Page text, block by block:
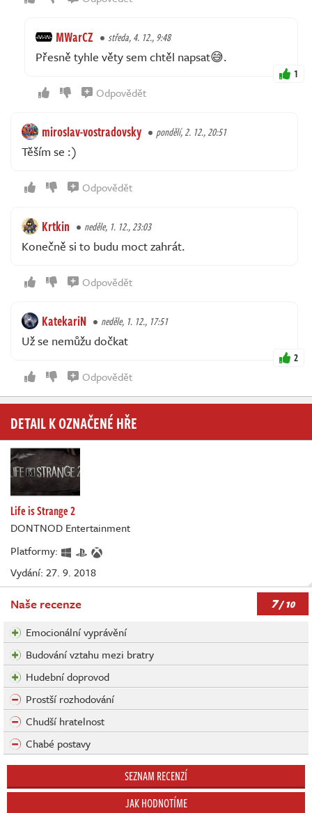
MWarCZ středa, 4. 12., 9:48
Přesně tyhle věty sem chtěl napsat😅.
1
Odpovědět
miroslav-vostradovsky pondělí, 2. 12., 20:51
Těším se :)
Odpovědět
Krtkin neděle, 1. 12., 23:03
Konečně si to budu moct zahrát.
Odpovědět
KatekariN neděle, 1. 12., 17:51
Už se nemůžu dočkat
2
Odpovědět
DETAIL K OZNAČENÉ HŘE
Life is Strange 2
DONTNOD Entertainment
Platformy:
Vydání: 27. 9. 2018
Naše recenze 7/ 10
Emocionální vyprávění
Budování vztahu mezi bratry
Hudební doprovod
Prostší rozhodování
Chudší hratelnost
Chabé postavy
SEZNAM RECENZÍ
JAK HODNOTÍME